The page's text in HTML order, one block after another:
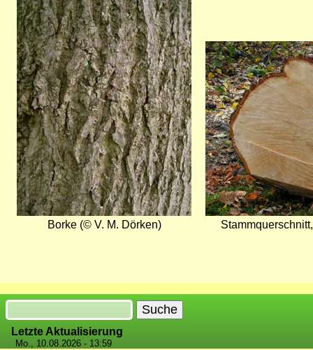
Borke (© V. M. Dörken)
Bild
Suche
Letzte Aktualisierung
Mo., 10.08.2026 - 13:59